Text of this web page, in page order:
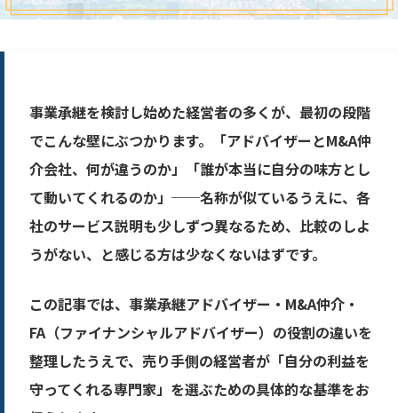
事業承継を検討し始めた経営者の多くが、最初の段階
でこんな壁にぶつかります。「アドバイザーとM&A仲
介会社、何が違うのか」「誰が本当に自分の味方とし
て動いてくれるのか」──名称が似ているうえに、各
社のサービス説明も少しずつ異なるため、比較のしよ
うがない、と感じる方は少なくないはずです。
この記事では、事業承継アドバイザー・M&A仲介・
FA（ファイナンシャルアドバイザー）の役割の違いを
整理したうえで、売り手側の経営者が「自分の利益を
守ってくれる専門家」を選ぶための具体的な基準をお